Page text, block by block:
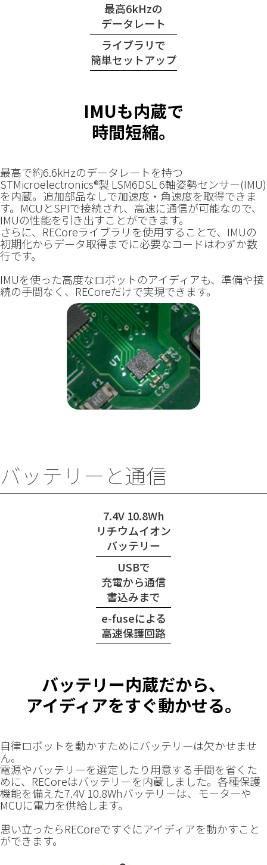
最高6kHzの
データレート
ライブラリで
簡単セットアップ
IMUも内蔵で
時間短縮。
最高で約6.6kHzのデータレートを持つ
STMicroelectronics®製 LSM6DSL 6軸姿勢センサー(IMU)
を内蔵。追加部品なしで加速度・角速度を取得できま
す。MCUとSPIで接続され、高速に通信が可能なので、
IMUの性能を引き出すことができます。
さらに、RECoreライブラリを使用することで、IMUの
初期化からデータ取得までに必要なコードはわずか数
行です。
IMUを使った高度なロボットのアイディアも、準備や接
続の手間なく、RECoreだけで実現できます。
バッテリーと通信
7.4V 10.8Wh
リチウムイオン
バッテリー
USBで
充電から通信
書込みまで
e-fuseによる
高速保護回路
バッテリー内蔵だから、
アイディアをすぐ動かせる。
自律ロボットを動かすためにバッテリーは欠かせませ
ん。
電源やバッテリーを選定したり用意する手間を省くた
めに、RECoreはバッテリーを内蔵しました。各種保護
機能を備えた7.4V 10.8Whバッテリーは、モーターや
MCUに電力を供給します。
思い立ったらRECoreですぐにアイディアを動かすこと
ができます。